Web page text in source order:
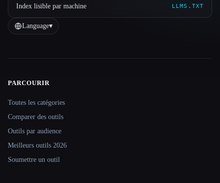
Index lisible par machine LLMS.TXT
Language▾
Site navigation
PARCOURIR
Toutes les catégories
Comparer des outils
Outils par audience
Meilleurs outils 2026
Soumettre un outil